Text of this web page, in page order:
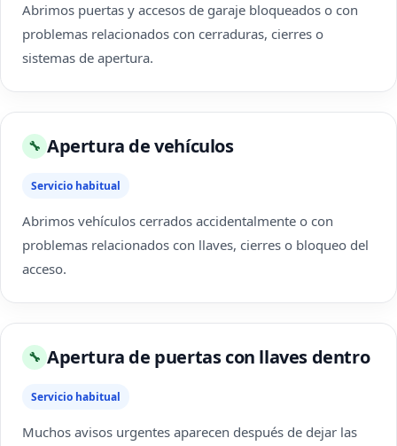
Abrimos puertas y accesos de garaje bloqueados o con
problemas relacionados con cerraduras, cierres o
sistemas de apertura.
🔧 Apertura de vehículos
Servicio habitual
Abrimos vehículos cerrados accidentalmente o con
problemas relacionados con llaves, cierres o bloqueo del
acceso.
🔧 Apertura de puertas con llaves dentro
Servicio habitual
Muchos avisos urgentes aparecen después de dejar las